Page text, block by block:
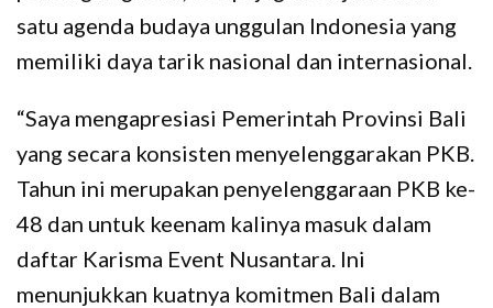
satu agenda budaya unggulan Indonesia yang
memiliki daya tarik nasional dan internasional.
“Saya mengapresiasi Pemerintah Provinsi Bali
yang secara konsisten menyelenggarakan PKB.
Tahun ini merupakan penyelenggaraan PKB ke-
48 dan untuk keenam kalinya masuk dalam
daftar Karisma Event Nusantara. Ini
menunjukkan kuatnya komitmen Bali dalam